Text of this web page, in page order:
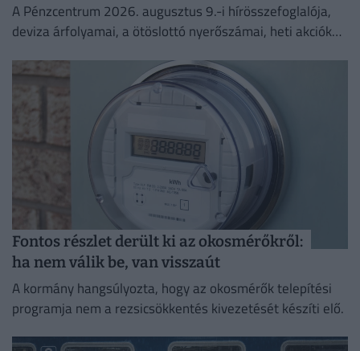
A Pénzcentrum 2026. augusztus 9.-i hírösszefoglalója,
deviza árfolyamai, a ötöslottó nyerőszámai, heti akciók
Fontos részlet derült ki az okosmérőkről:
ha nem válik be, van visszaút
A kormány hangsúlyozta, hogy az okosmérők telepítési
programja nem a rezsicsökkentés kivezetését készíti elő.